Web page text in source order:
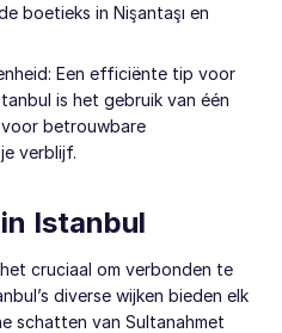
boetieks in Nişantaşı en
Een efficiënte tip voor
is het gebruik van één
betrouwbare
verblijf.
Istanbul
cruciaal om verbonden te
diverse wijken bieden elk
schatten van Sultanahmet